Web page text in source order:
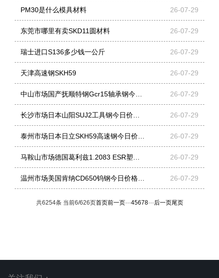
PM30是什么模具材料 26-07-29
东莞市哪里有卖SKD11圆材料 26-07-29
瑞士进口S136多少钱一公斤 26-07-29
天津高速钢SKH59 26-07-29
中山市场国产抚顺特钢Gcr15轴承钢今日价格行情(2026-07-29) 26-07-29
长沙市场日本山阳SUJ2工具钢今日价格行情(2026-07-14) 26-07-29
泰州市场日本日立SKH59高速钢今日价格行情(2026-07-29) 26-07-29
马鞍山市场德国葛利兹1.2083 ESR塑胶模具钢今日价格行情(2026-07-14) 26-07-29
温州市场美国肯纳CD650钨钢今日价格行情(2026-07-29) 26-07-29
共6254条 当前6/626页首页前一页···45678···后一页尾页